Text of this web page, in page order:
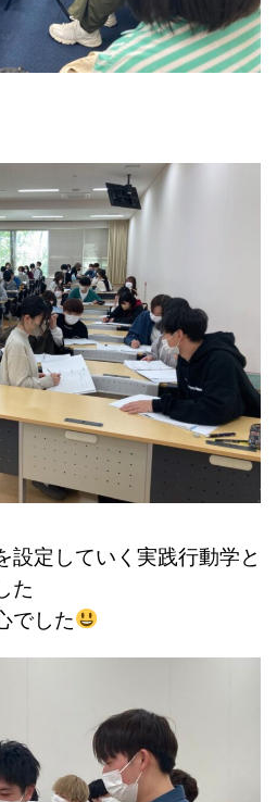
設定していく実践行動学と
た
でした